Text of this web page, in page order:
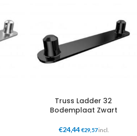
Truss Ladder 32
Bodemplaat Zwart
€24,44 €29,57incl.